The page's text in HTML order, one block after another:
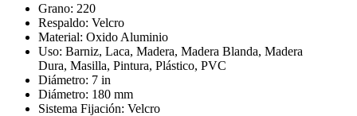
Grano: 220
Respaldo: Velcro
Material: Oxido Aluminio
Uso: Barniz, Laca, Madera, Madera Blanda, Madera
Dura, Masilla, Pintura, Plástico, PVC
Diámetro: 7 in
Diámetro: 180 mm
Sistema Fijación: Velcro